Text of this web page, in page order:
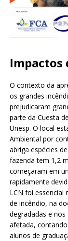
Impactos
O contexto da
os grandes
prejudicaram
parte da Cuesta
Unesp. O local
Ambiental por
abriga espécies
fazenda tem 1,2
começaram em
rapidamente
LCN foi
de incêndio, na
degradadas e
afetada,
alunos de